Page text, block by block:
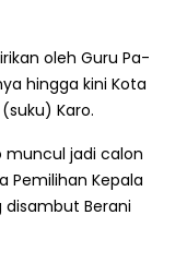
oleh Guru Pa­
hingga kini Kota
Karo.
muncul jadi calon
Pemilihan Kepala
disambut Berani